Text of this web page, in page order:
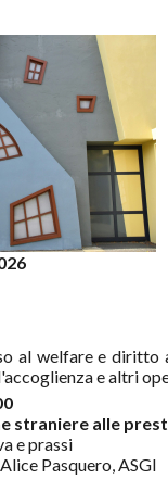
al welfare e
e altri
straniere alle
e prassi
Pasquero, ASGI